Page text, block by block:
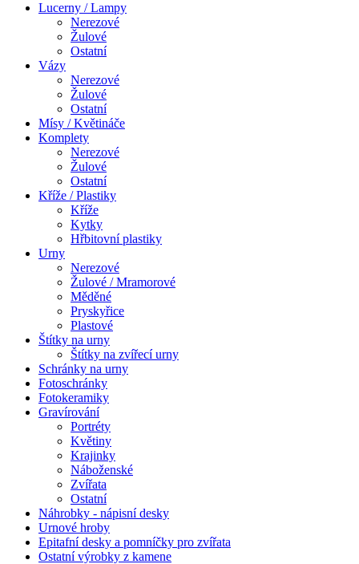
Lucerny / Lampy
Nerezové
Žulové
Ostatní
Vázy
Nerezové
Žulové
Ostatní
Mísy / Květináče
Komplety
Nerezové
Žulové
Ostatní
Kříže / Plastiky
Kříže
Kytky
Hřbitovní plastiky
Urny
Nerezové
Žulové / Mramorové
Měděné
Pryskyřice
Plastové
Štítky na urny
Štítky na zvířecí urny
Schránky na urny
Fotoschránky
Fotokeramiky
Gravírování
Portréty
Květiny
Krajinky
Náboženské
Zvířata
Ostatní
Náhrobky - nápisní desky
Urnové hroby
Epitafní desky a pomníčky pro zvířata
Ostatní výrobky z kamene